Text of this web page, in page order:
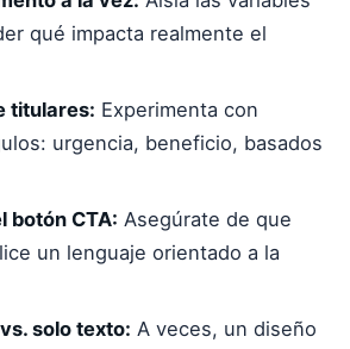
qué impacta realmente el
titulares: Experimenta con
urgencia, beneficio, basados
botón CTA: Asegúrate de que
un lenguaje orientado a la
solo texto: A veces, un diseño